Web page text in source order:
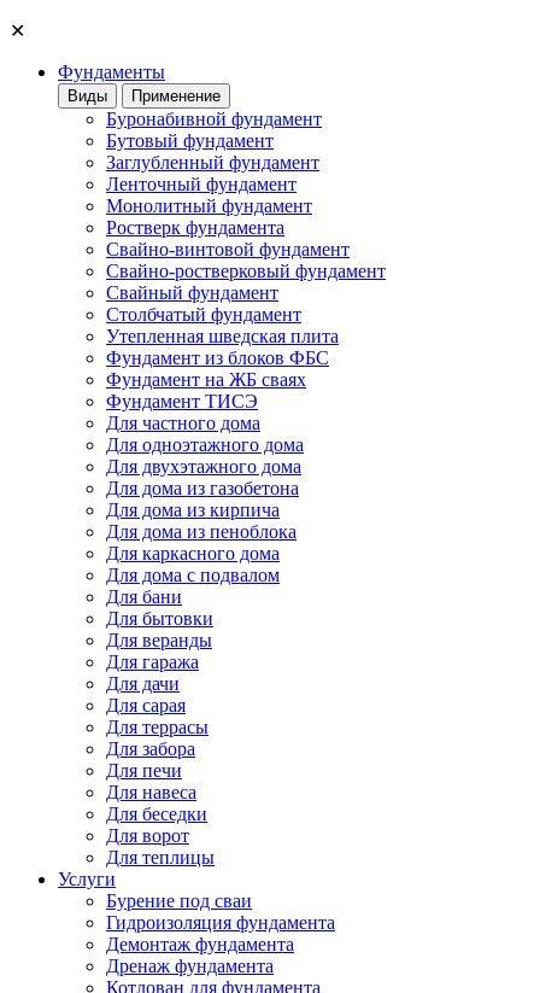
✕
Фундаменты
Виды Применение
Буронабивной фундамент
Бутовый фундамент
Заглубленный фундамент
Ленточный фундамент
Монолитный фундамент
Ростверк фундамента
Свайно-винтовой фундамент
Свайно-ростверковый фундамент
Свайный фундамент
Столбчатый фундамент
Утепленная шведская плита
Фундамент из блоков ФБС
Фундамент на ЖБ сваях
Фундамент ТИСЭ
Для частного дома
Для одноэтажного дома
Для двухэтажного дома
Для дома из газобетона
Для дома из кирпича
Для дома из пеноблока
Для каркасного дома
Для дома с подвалом
Для бани
Для бытовки
Для веранды
Для гаража
Для дачи
Для сарая
Для террасы
Для забора
Для печи
Для навеса
Для беседки
Для ворот
Для теплицы
Услуги
Бурение под сваи
Гидроизоляция фундамента
Демонтаж фундамента
Дренаж фундамента
Котлован для фундамента